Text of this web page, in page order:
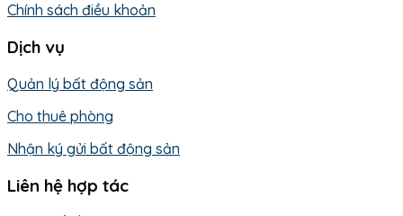
Chính sách điều khoản
Dịch vụ
Quản lý bất động sản
Cho thuê phòng
Nhận ký gửi bất động sản
Liên hệ hợp tác